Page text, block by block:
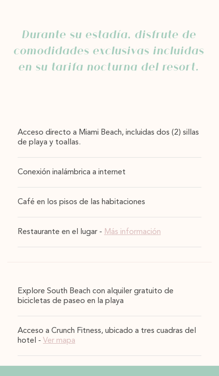
Durante su estadía, disfrute de
comodidades exclusivas incluidas
en su tarifa nocturna del resort.
Acceso directo a Miami Beach, incluidas dos (2) sillas
de playa y toallas.
Conexión inalámbrica a internet
Café en los pisos de las habitaciones
Restaurante en el lugar - Más información
Explore South Beach con alquiler gratuito de
bicicletas de paseo en la playa
Acceso a Crunch Fitness, ubicado a tres cuadras del
hotel - Ver mapa